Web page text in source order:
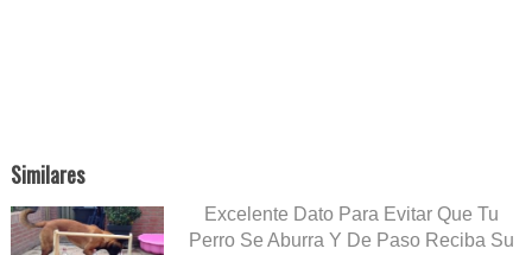
Similares
Excelente Dato Para Evitar Que Tu
Perro Se Aburra Y De Paso Reciba Su